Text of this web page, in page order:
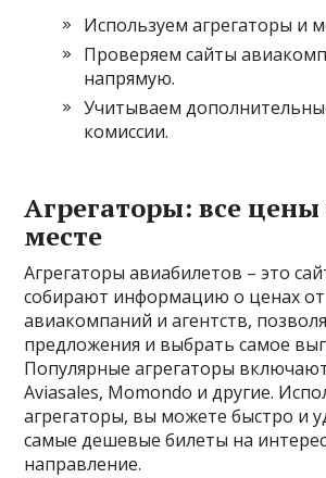
Используем агрегаторы и
Проверяем сайты
напрямую.
Учитываем
комиссии.
Агрегаторы: все
месте
Агрегаторы авиабилетов – это
собирают информацию о ценах
авиакомпаний и агентств,
предложения и выбрать самое
Популярные агрегаторы
Aviasales, Momondo и другие.
агрегаторы, вы можете быстро и
самые дешевые билеты на
направление.